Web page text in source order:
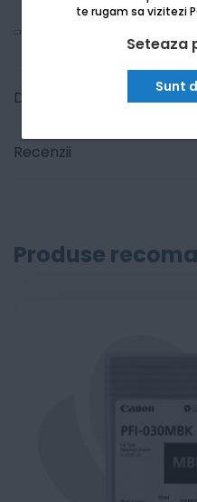
te rugam sa vizitezi
Seteaza
Sunt
Detalii tehnice
Recenzii
Produse